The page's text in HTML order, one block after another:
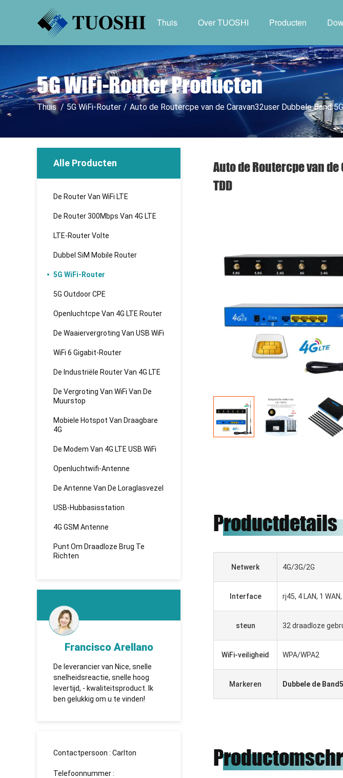
Thuis Over TUOSHI Producten
5G WiFi-Router Producten
Thuis / 5G WiFi-Router / Auto de Routercpe van de Caravan32user Dubbele Band
Alle Producten
De Router Van WiFi LTE
De Router 300Mbps Van 4G LTE
LTE-Router Volte
Dubbel SiM Mobile Router
5G WiFi-Router
5G Outdoor CPE
Openluchtcpe Van 4G LTE Router
De Waaiervergroting Van USB WiFi
WiFi 6 Gigabit-Router
De Industriële Router Van 4G LTE
De Vergroting Van WiFi Van De
Muurstop
Mobiele Hotspot Van Draagbare
4G
De Modem Van 4G LTE USB WiFi
Openluchtwifi-Antenne
De Antenne Van De Loraglasvezel
USB-Hubbasisstation
4G GSM Antenne
Punt Om Draadloze Brug Te
Richten
Francisco Arellano
De leverancier van Nice, snelle
snelheidsreactie, snelle hoog
levertijd, - kwaliteitsproduct. Ik
ben gelukkig om u te vinden!
сотрудничество и имеет
долгосрочное сотрудничество.
Contactpersoon : Carlton
Telefoonnummer :
Auto de Routercpe van de
TDD
Productdetails
Netwerk 4G/3G/2G
Interface rj45, 4 LAN, 1
steun 32 draadloze
WiFi-veiligheid WPA/WPA2
Markeren Dubbele de